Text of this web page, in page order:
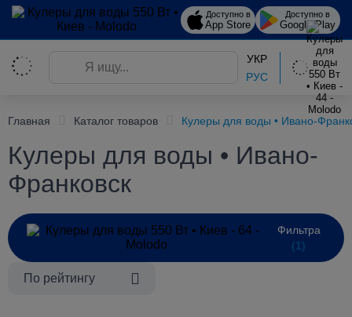
Доступно в
App Store
Доступно в
Google Play
УКР
РУС
Главная Каталог товаров Кулеры для воды • Ивано-
Кулеры для воды • Ивано-
Франковск
Фильтра
(1)
По рейтингу